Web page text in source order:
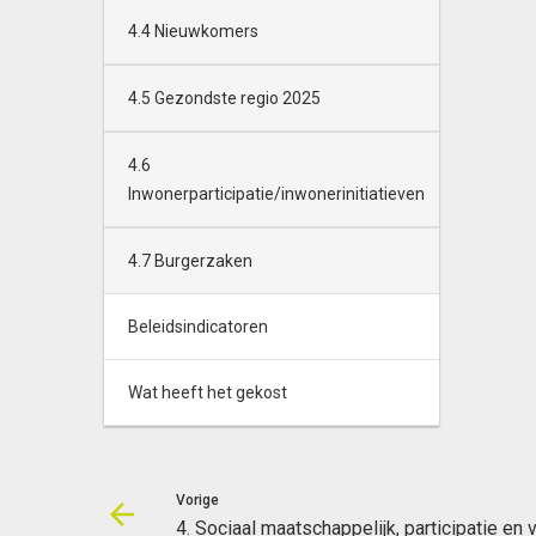
4.4 Nieuwkomers
4.5 Gezondste regio 2025
4.6
Inwonerparticipatie/inwonerinitiatieven
4.7 Burgerzaken
Beleidsindicatoren
Wat heeft het gekost
Vorige
4. Sociaal maatschappelijk, participatie en